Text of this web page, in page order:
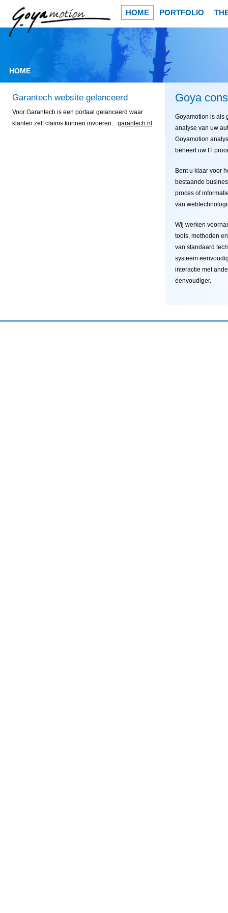
HOME PORTFOLIO
HOME
Garantech website gelanceerd
Voor Garantech is een portaal gelanceerd waar
klanten zelf claims kunnen invoeren. garantech.nl
Goya
Goyamotion is als
analyse van uw
Goyamotion
beheert uw IT
Bent u klaar voor
bestaande
proces of
van
Wij werken
tools, methoden
van standaard
systeem
interactie met
eenvoudiger.